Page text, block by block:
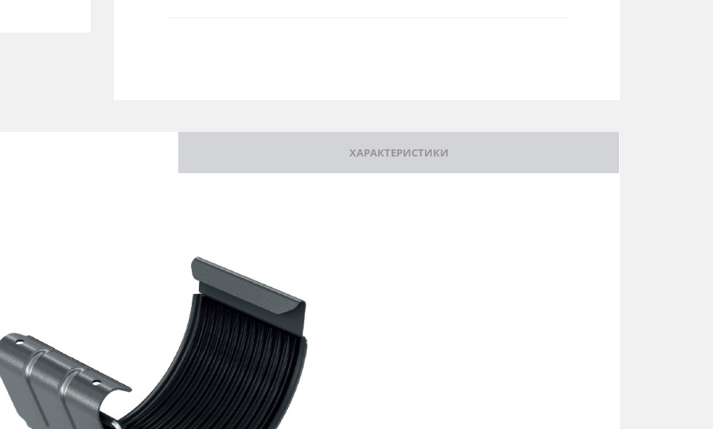
ХАРАКТЕРИСТИКИ